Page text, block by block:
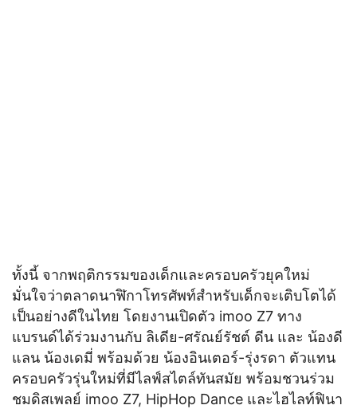
ทั้งนี้ จากพฤติกรรมของเด็กและครอบครัวยุคใหม่
มั่นใจว่าตลาดนาฬิกาโทรศัพท์สำหรับเด็กจะเติบโตได้
เป็นอย่างดีในไทย โดยงานเปิดตัว imoo Z7 ทาง
แบรนด์ได้ร่วมงานกับ ลิเดีย-ศรัณย์รัชต์ ดีน และ น้องดี
แลน น้องเดมี่ พร้อมด้วย น้องอินเตอร์-รุ่งรดา ตัวแทน
ครอบครัวรุ่นใหม่ที่มีไลฟ์สไตล์ทันสมัย พร้อมชวนร่วม
ชมดิสเพลย์ imoo Z7, HipHop Dance และไฮไลท์ฟินา